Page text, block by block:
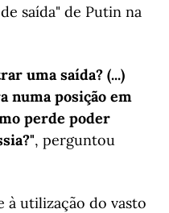
saída" de Putin na
uma saída? (...)
numa posição em
perde poder
, perguntou
utilização do vasto